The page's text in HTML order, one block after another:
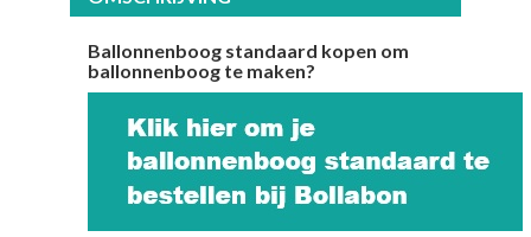
Ballonnenboog standaard kopen om
ballonnenboog te maken?